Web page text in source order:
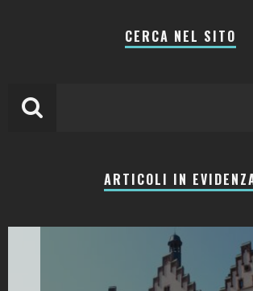
CERCA NEL SITO
ARTICOLI IN